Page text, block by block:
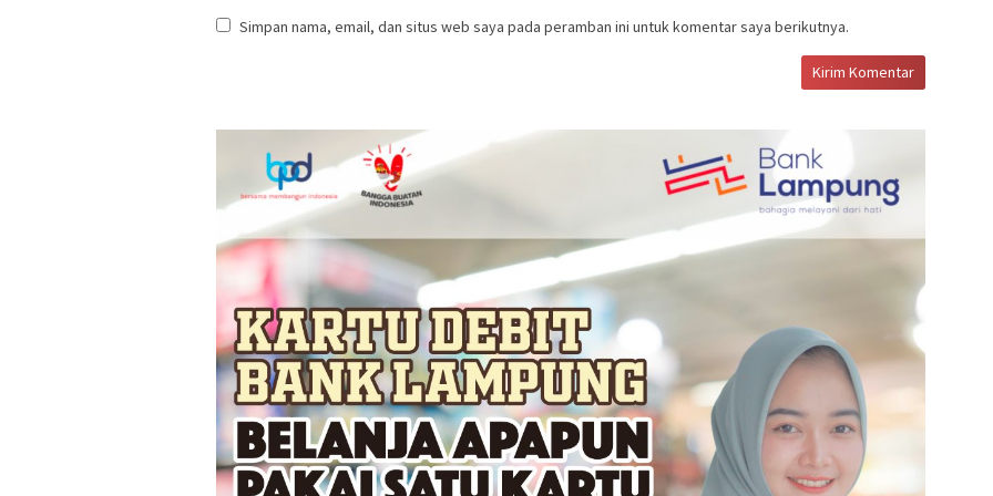
Simpan nama, email, dan situs web saya pada peramban ini untuk komentar saya berikutnya.